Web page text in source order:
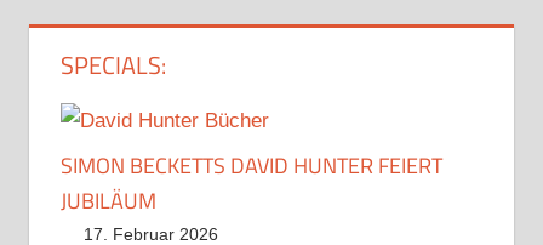
SPECIALS:
SIMON BECKETTS DAVID HUNTER FEIERT
JUBILÄUM
17. Februar 2026